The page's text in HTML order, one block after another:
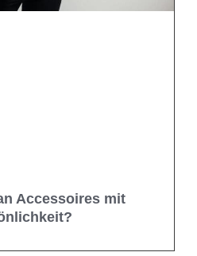
Accessoires mit